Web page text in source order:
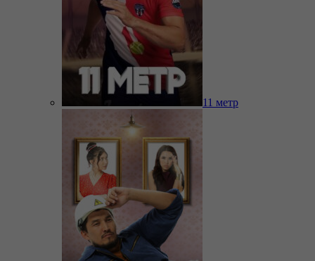
11 метр